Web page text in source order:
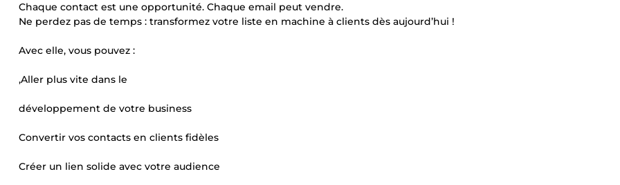
Chaque contact est une opportunité. Chaque email peut vendre.
Ne perdez pas de temps : transformez votre liste en machine à clients dès aujourd’hui !
Avec elle, vous pouvez :
,Aller plus vite dans le
développement de votre business
Convertir vos contacts en clients fidèles
Créer un lien solide avec votre audience